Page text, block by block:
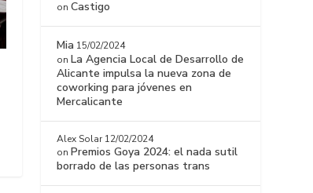
onCastigo
Mia 15/02/2024
on La Agencia Local de Desarrollo de
Alicante impulsa la nueva zona de
coworking para jóvenes en
Mercalicante
Alex Solar 12/02/2024
on Premios Goya 2024: el nada sutil
borrado de las personas trans